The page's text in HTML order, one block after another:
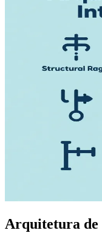
Arquitetura de